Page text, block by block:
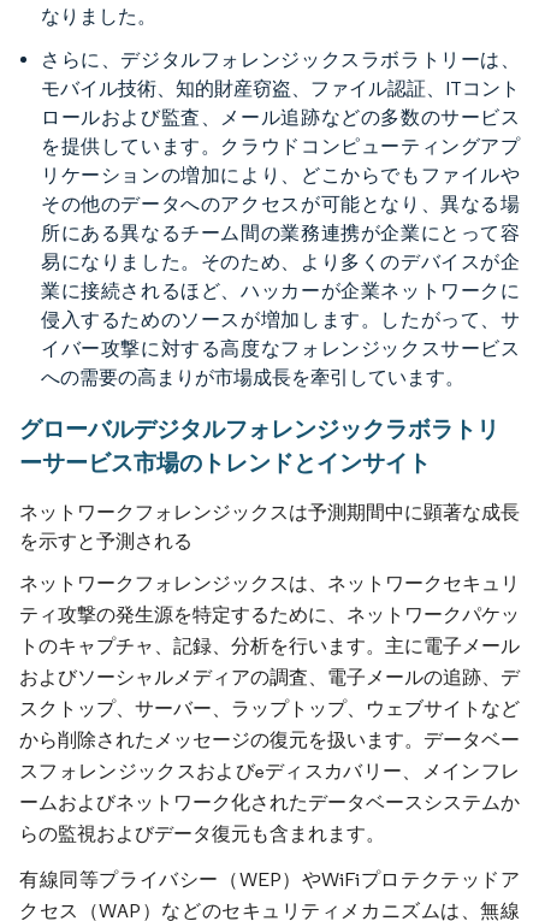
なりました。
さらに、デジタルフォレンジックスラボラトリーは、
モバイル技術、知的財産窃盗、ファイル認証、ITコント
ロールおよび監査、メール追跡などの多数のサービス
を提供しています。クラウドコンピューティングアプ
リケーションの増加により、どこからでもファイルや
その他のデータへのアクセスが可能となり、異なる場
所にある異なるチーム間の業務連携が企業にとって容
易になりました。そのため、より多くのデバイスが企
業に接続されるほど、ハッカーが企業ネットワークに
侵入するためのソースが増加します。したがって、サ
イバー攻撃に対する高度なフォレンジックスサービス
への需要の高まりが市場成長を牽引しています。
グローバルデジタルフォレンジックラボラトリ
ーサービス市場のトレンドとインサイト
ネットワークフォレンジックスは予測期間中に顕著な成長
を示すと予測される
ネットワークフォレンジックスは、ネットワークセキュリ
ティ攻撃の発生源を特定するために、ネットワークパケッ
トのキャプチャ、記録、分析を行います。主に電子メール
およびソーシャルメディアの調査、電子メールの追跡、デ
スクトップ、サーバー、ラップトップ、ウェブサイトなど
から削除されたメッセージの復元を扱います。データベー
スフォレンジックスおよびeディスカバリー、メインフレ
ームおよびネットワーク化されたデータベースシステムか
らの監視およびデータ復元も含まれます。
有線同等プライバシー（WEP）やWiFiプロテクテッドア
クセス（WAP）などのセキュリティメカニズムは、無線